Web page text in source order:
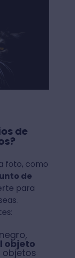
de
foto, como
de
para
objeto
objetos